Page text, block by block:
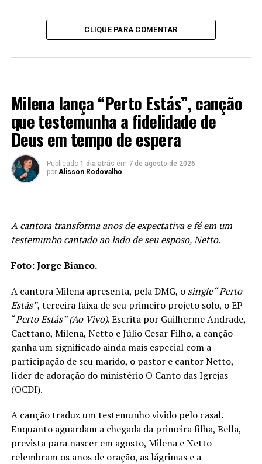
CLIQUE PARA COMENTAR
Milena lança “Perto Estás”, canção
que testemunha a fidelidade de
Deus em tempo de espera
Publicado 1 dia atrás em 7 de agosto de 2026
por Alisson Rodovalho
A cantora transforma anos de expectativa e fé em um
testemunho cantado ao lado de seu esposo, Netto.
Foto: Jorge Bianco.
A cantora Milena apresenta, pela DMG, o single“Perto
Estás”, terceira faixa de seu primeiro projeto solo, o EP
“Perto Estás” (Ao Vivo). Escrita por Guilherme Andrade,
Caettano, Milena, Netto e Júlio Cesar Filho, a canção
ganha um significado ainda mais especial com a
participação de seu marido, o pastor e cantor Netto,
líder de adoração do ministério O Canto das Igrejas
(OCDI).
A canção traduz um testemunho vivido pelo casal.
Enquanto aguardam a chegada da primeira filha, Bella,
prevista para nascer em agosto, Milena e Netto
relembram os anos de oração, as lágrimas e a